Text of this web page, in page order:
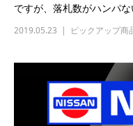
ですが、落札数がハンパ
2019.05.23 ピックアップ商